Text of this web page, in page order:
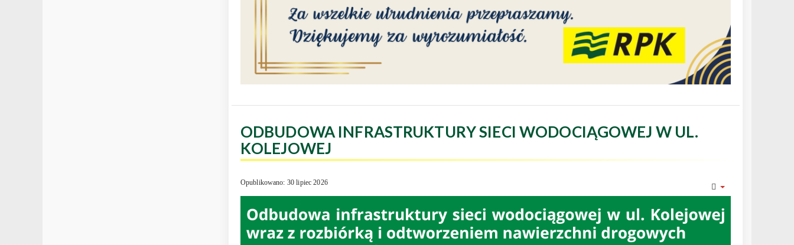
ODBUDOWA INFRASTRUKTURY SIECI WODOCIĄGOWEJ W UL.
KOLEJOWEJ
Opublikowano: 30 lipiec 2026